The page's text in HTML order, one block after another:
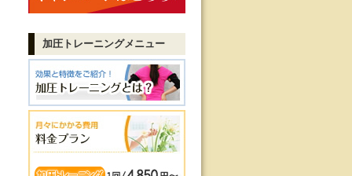
加圧トレーニングメニュー